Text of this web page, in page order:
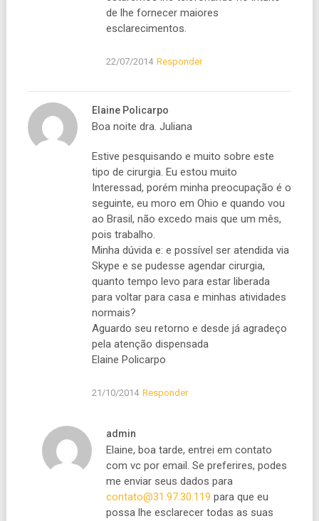
de lhe fornecer maiores
esclarecimentos.
22/07/2014 Responder
Elaine Policarpo
Boa noite dra. Juliana
Estive pesquisando e muito sobre este
tipo de cirurgia. Eu estou muito
Interessad, porém minha preocupação é o
seguinte, eu moro em Ohio e quando vou
ao Brasil, não excedo mais que um mês,
pois trabalho.
Minha dúvida e: e possível ser atendida via
Skype e se pudesse agendar cirurgia,
quanto tempo levo para estar liberada
para voltar para casa e minhas atividades
normais?
Aguardo seu retorno e desde já agradeço
pela atenção dispensada
Elaine Policarpo
21/10/2014 Responder
admin
Elaine, boa tarde, entrei em contato
com vc por email. Se preferires, podes
me enviar seus dados para
contato@31.97.30.119 para que eu
possa lhe esclarecer todas as suas